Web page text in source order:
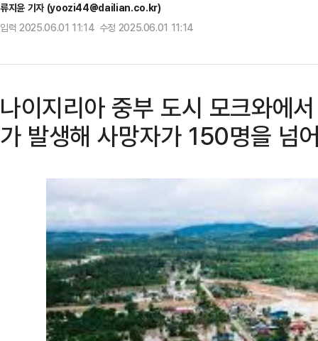
류지윤 기자 (yoozi44@dailian.co.kr)
입력 2025.06.01 11:14 수정 2025.06.01 11:14
나이지리아 중부 도시 모크와에
가 발생해 사망자가 150명을 넘